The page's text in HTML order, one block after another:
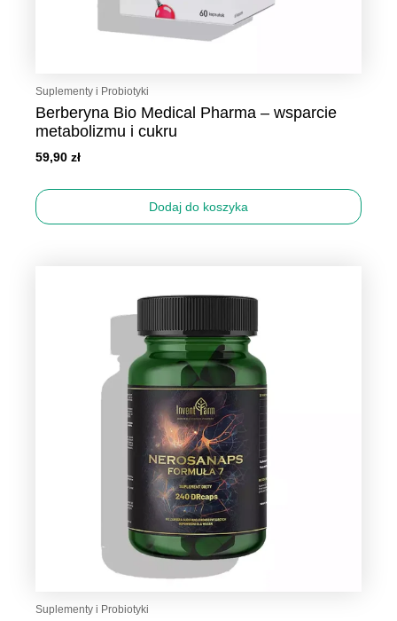
Suplementy i Probiotyki
Berberyna Bio Medical Pharma – wsparcie
metabolizmu i cukru
59,90zł
Dodaj do koszyka
Suplementy i Probiotyki